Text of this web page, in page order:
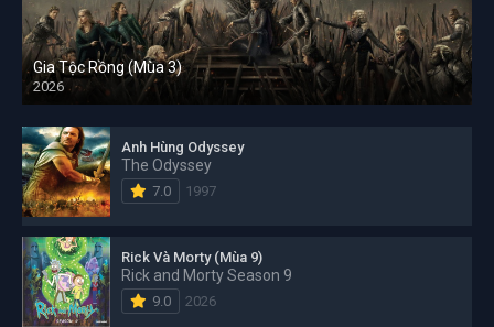
Gia Tộc Rồng (Mùa 3)
2026
Anh Hùng Odyssey
The Odyssey
7.0 1997
Rick Và Morty (Mùa 9)
Rick and Morty Season 9
9.0 2026